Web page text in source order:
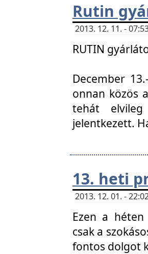
Rutin
2013. 12. 11. -
RUTIN
December
onnan közös
tehát
jelentkezett.
13. heti
2013. 12. 01. -
Ezen a
csak a
fontos dolgot